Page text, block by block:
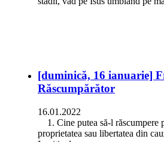
[duminică, 16 ianuarie]
Răscumpărător
16.01.2022
1. Cine putea să-l răscumpere
proprietatea sau libertatea din